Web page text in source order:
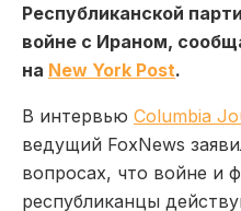
Республиканской
войне с Ираном,
на New York Post.
В интервью Columbia
ведущий FoxNews
вопросах, что войне и
республиканцы